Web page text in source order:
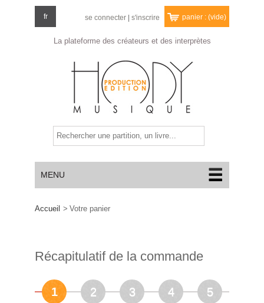
La plateforme des créateurs et des interprètes
fr se connecter s'inscrire panier : (vide)
MENU
Accueil > Votre panier
Récapitulatif de la commande
1 2 3 4 5